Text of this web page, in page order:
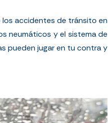
los accidentes de tránsito en
neumáticos y el sistema de
pueden jugar en tu contra y